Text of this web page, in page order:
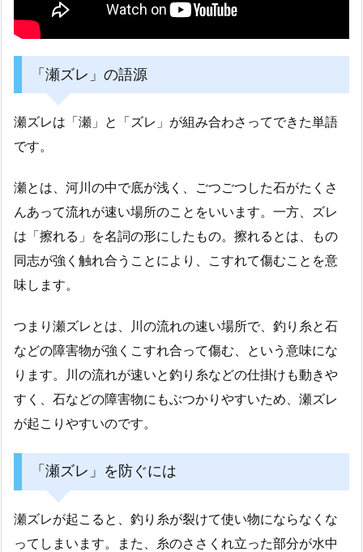
「瀬ズレ」の語源
瀬ズレは「瀬」と「ズレ」が組み合わさってできた単語
です。
瀬とは、河川の中で底が浅く、ごつごつした石がたくさ
んあって流れが速い場所のことをいいます。一方、ズレ
は「擦れる」を名詞の形にしたもの。擦れるとは、もの
同志が強く触れ合うことにより、こすれて傷むことを意
味します。
つまり瀬ズレとは、川の流れの速い場所で、釣り糸と石
などの障害物が強くこすれ合って傷む、という意味にな
ります。川の流れが速いと釣り糸などの仕掛けも動きや
すく、石などの障害物にもぶつかりやすいため、瀬ズレ
が起こりやすいのです。
「瀬ズレ」を防ぐには
瀬ズレが起こると、釣り糸が裂けて使い物にならなくな
ってしまいます。また、糸のささくれ立った部分が水中